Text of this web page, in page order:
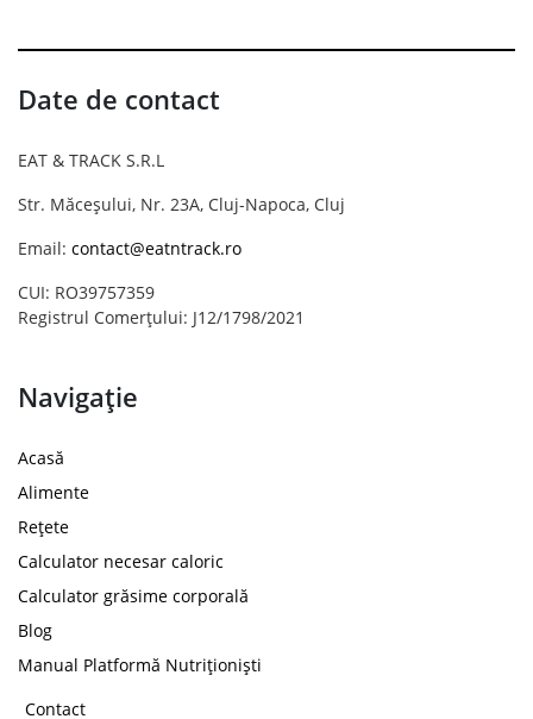
Date de contact
EAT & TRACK S.R.L
Str. Măceșului, Nr. 23A, Cluj-Napoca, Cluj
Email: contact@eatntrack.ro
CUI: RO39757359
Registrul Comerțului: J12/1798/2021
Navigație
Acasă
Alimente
Rețete
Calculator necesar caloric
Calculator grăsime corporală
Blog
Manual Platformă Nutriționiști
Contact